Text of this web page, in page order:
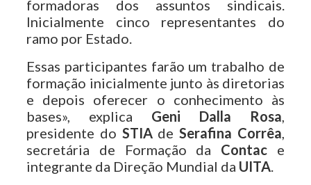
formadoras dos assuntos sindicais.
Inicialmente cinco representantes do
ramo por Estado.
Essas participantes farão um trabalho de
formação inicialmente junto às diretorias
e depois oferecer o conhecimento às
bases», explica Geni Dalla Rosa,
presidente do STIAdeSerafina Corrêa,
secretária de Formação da Contac e
integrante da Direção Mundial da UITA.